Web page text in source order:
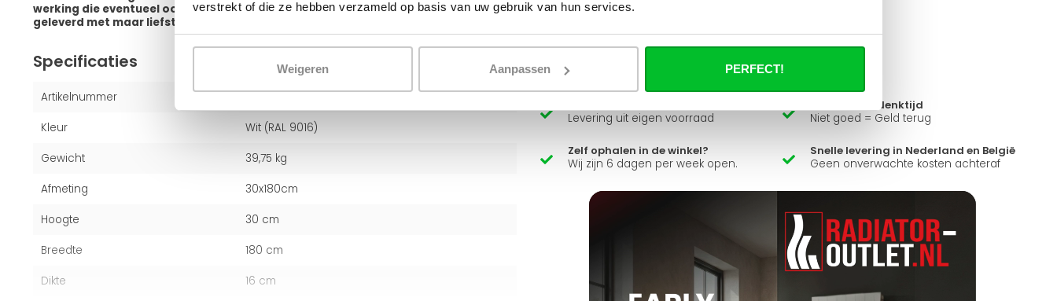
verstrekt of die ze hebben verzameld op basis van uw gebruik van hun services.
Weigeren Aanpassen PERFECT!
werking die eventueel ook geschikt is voor lage temperatuursystemen, en wordt
geleverd met maar liefst 10 jaar fabrieksgarantie.
Specificaties
Artikelnummer 2453330180
Kleur Wit (RAL 9016)
Gewicht 39,75 kg
Afmeting 30x180cm
Hoogte 30 cm
Breedte 180 cm
Dikte 16 cm
Simon helpt je graag en kan al je vragen beantwoorden.
Levering uit eigen voorraad
14 dagen bedenktijd
Niet goed = Geld terug
Zelf ophalen in de winkel?
Wij zijn 6 dagen per week open.
Snelle levering in Nederland en België
Geen onverwachte kosten achteraf